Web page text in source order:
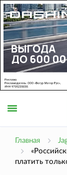
Главная
платить